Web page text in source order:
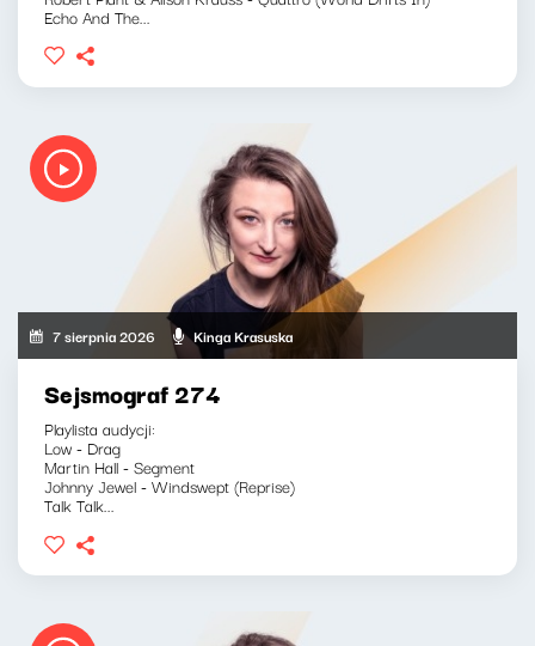
Echo And The...
7 sierpnia 2026 Kinga Krasuska
Sejsmograf 274
Playlista audycji:
Low - Drag
Martin Hall - Segment
Johnny Jewel - Windswept (Reprise)
Talk Talk...